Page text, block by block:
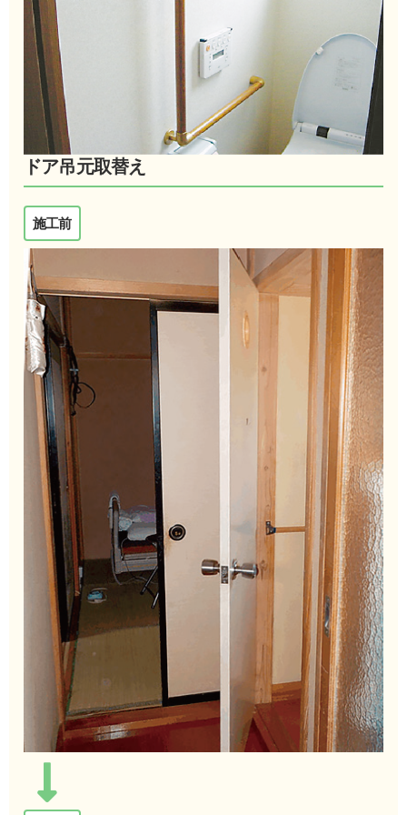
ドア吊元取替え
施工前